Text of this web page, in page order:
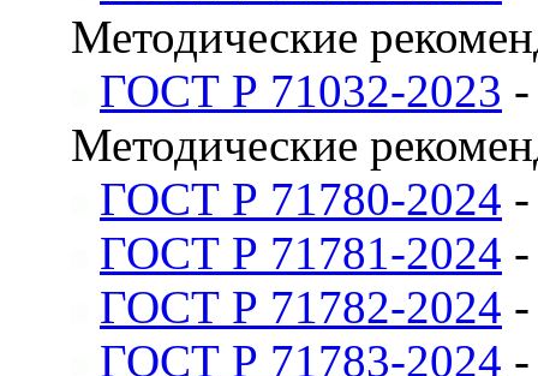
Методические
ГОСТ Р 71032-2023
Методические
ГОСТ Р 71780-2024
ГОСТ Р 71781-2024
ГОСТ Р 71782-2024
ГОСТ Р 71783-2024